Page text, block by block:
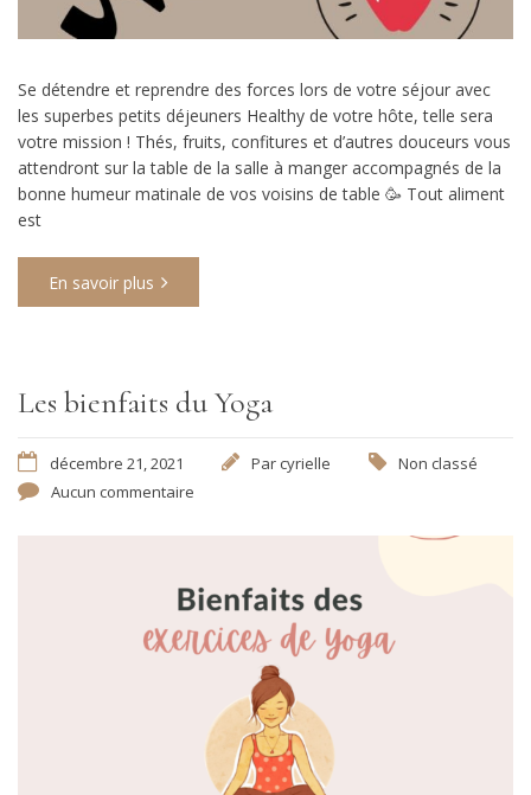
Se détendre et reprendre des forces lors de votre séjour avec
les superbes petits déjeuners Healthy de votre hôte, telle sera
votre mission ! Thés, fruits, confitures et d’autres douceurs vous
attendront sur la table de la salle à manger accompagnés de la
bonne humeur matinale de vos voisins de table 🥳 Tout aliment
est
En savoir plus
Les bienfaits du Yoga
décembre 21, 2021 Par cyrielle
Non classé
Aucun commentaire